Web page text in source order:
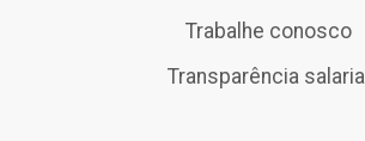
Trabalhe conosco
Transparência salarial